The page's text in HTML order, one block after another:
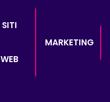
SITI
WEB
MARKETING